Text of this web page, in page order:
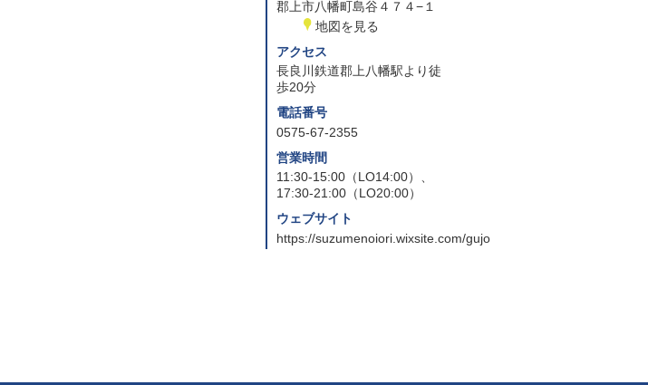
郡上市八幡町島谷４７４−１
地図を見る
アクセス
長良川鉄道郡上八幡駅より徒
歩20分
電話番号
0575-67-2355
営業時間
11:30-15:00（LO14:00）、
17:30-21:00（LO20:00）
ウェブサイト
https://suzumenoiori.wixsite.com/gujo